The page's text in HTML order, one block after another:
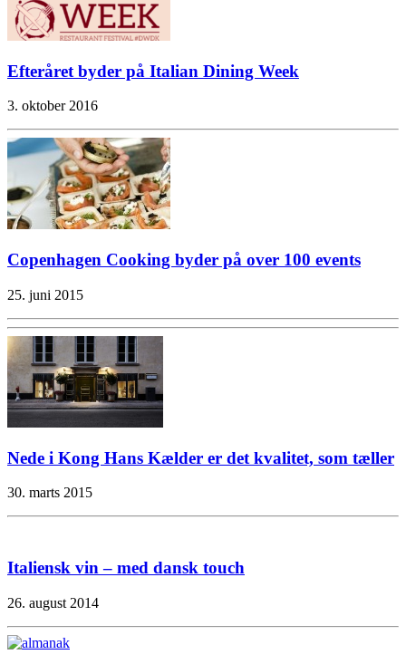
Efteråret byder på Italian Dining Week
3. oktober 2016
Copenhagen Cooking byder på over 100 events
25. juni 2015
Nede i Kong Hans Kælder er det kvalitet, som tæller
30. marts 2015
Italiensk vin – med dansk touch
26. august 2014